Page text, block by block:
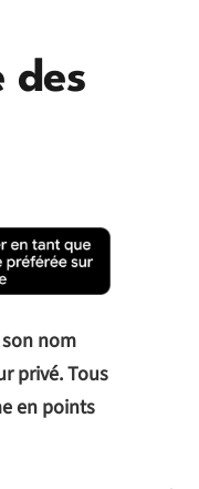
des
nom
privé. Tous
en points